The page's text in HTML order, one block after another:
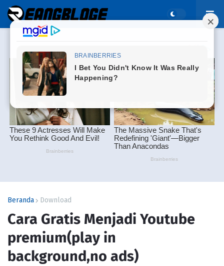
Beranda Download
Cara Gratis Menjadi Youtube
premium(play in
background,no ads)